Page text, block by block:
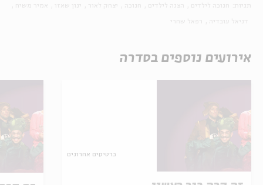
אירועים נוספים בסדרה
כרטיסים אחרונים